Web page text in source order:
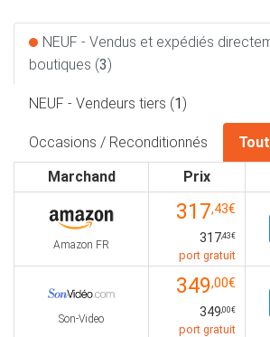
NEUF - Vendus et expédiés
boutiques (3)
NEUF - Vendeurs tiers (1)
Occasions / Reconditionnés
Marchand
Prix
Amazon FR
317,43€
317,43€
port gratuit
Son-Video
349,00€
349,00€
port gratuit